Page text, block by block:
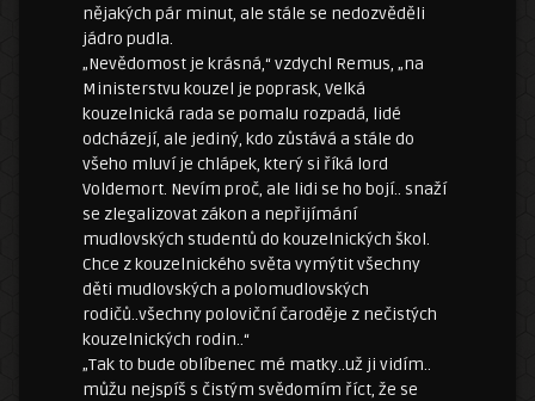
nějakých pár minut, ale stále se nedozvěděli
jádro pudla.
„Nevědomost je krásná,“ vzdychl Remus, „na
Ministerstvu kouzel je poprask, Velká
kouzelnická rada se pomalu rozpadá, lidé
odcházejí, ale jediný, kdo zůstává a stále do
všeho mluví je chlápek, který si říká lord
Voldemort. Nevím proč, ale lidi se ho bojí.. snaží
se zlegalizovat zákon a nepřijímání
mudlovských studentů do kouzelnických škol.
Chce z kouzelnického světa vymýtit všechny
děti mudlovských a polomudlovských
rodičů..všechny poloviční čaroděje z nečistých
kouzelnických rodin..“
„Tak to bude oblíbenec mé matky..už ji vidím..
můžu nejspíš s čistým svědomím říct, že se